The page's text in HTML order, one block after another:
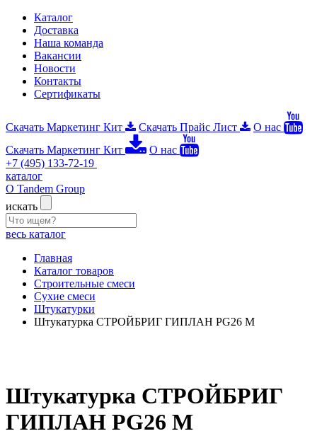
Каталог
Доставка
Наша команда
Вакансии
Новости
Контакты
Сертификаты
Скачать Маркетинг Кит Скачать Прайс Лист
О нас
Скачать Маркетинг Кит
О нас
+7 (495) 133-72-19
каталог
О Tandem Group
искать
весь каталог
Главная
Каталог товаров
Строительные смеси
Сухие смеси
Штукатурки
Штукатурка СТРОЙБРИГ ГИПЛАН PG26 М
Штукатурка СТРОЙБРИГ
ГИПЛАН PG26 М